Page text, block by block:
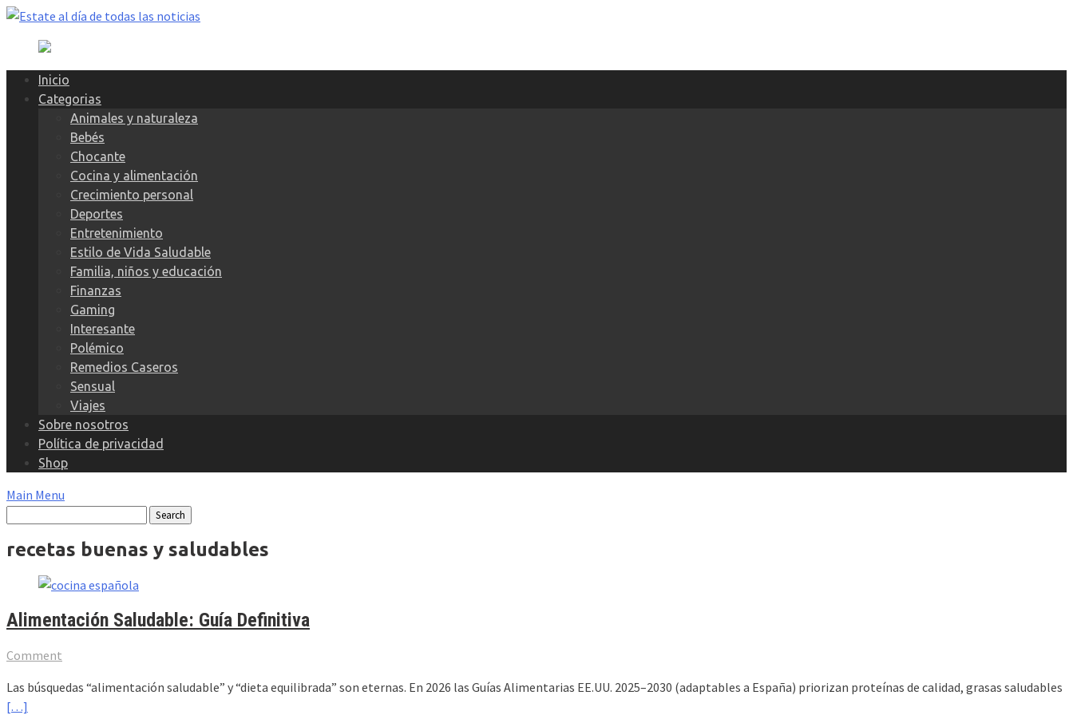
Skip
content
Inicio
Categorias
Animales y naturaleza
Bebés
Chocante
Cocina y alimentación
Crecimiento personal
Deportes
Entretenimiento
Estilo de Vida Saludable
Familia, niños y educación
Finanzas
Gaming
Interesante
Polémico
Remedios Caseros
Sensual
Viajes
Sobre nosotros
Política de privacidad
Shop
Main Menu
recetas buenas y saludables
Alimentación Saludable: Guía Definitiva
Comment
Las búsquedas “alimentación saludable” y “dieta equilibrada” son eternas. En 2026 las Guías Alimentarias EE.UU. 2025–2030 (adaptables a España) priorizan proteínas de calidad, grasas saludables
[…]